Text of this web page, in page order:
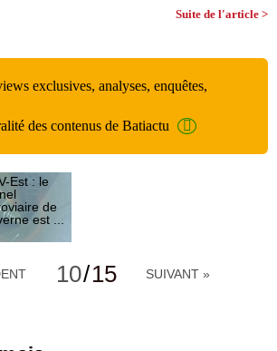
Suite de l'article >
exclusives, analyses, enquêtes,
des contenus de Batiactu
Est : le
de
est ...
du
de
10/15 SUIVANT »